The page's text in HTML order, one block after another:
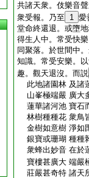
共諸天衆。伎樂音
衆受報。乃至
1 愛
堂命終還退。或墮
得生人中。常受快
同聚落。於世間中
知識。常受安樂。
趣。觀天退沒。而説
此地諸園林 及諸
山峯極端嚴 廣大
蓮華諸河池 寶石
林樹種種花 衆鳥
金樹如意樹 淨如
銀寶或珊瑚 種種
衆蜂出妙音 在於
寶樓甚廣大 端嚴
莊嚴甚奇特 諸天